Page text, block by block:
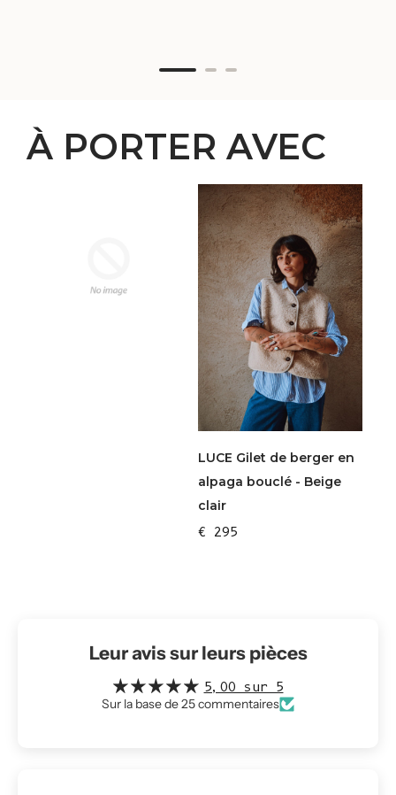
À PORTER AVEC
LUCE Gilet de berger en
alpaga bouclé - Beige
clair
€ 295
Leur avis sur leurs pièces
5,00 sur 5
Sur la base de 25 commentaires